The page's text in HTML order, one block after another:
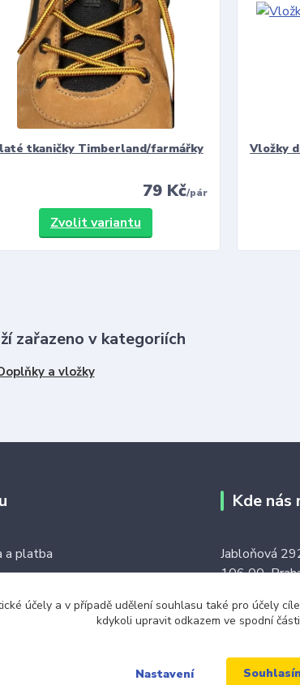
tkaničky Timberland/farmářky
79 Kč/pár
Zvolit variantu
Vložky
zařazeno v kategoriích
a vložky
a platba
Kde nás
Jabloňová
106 00
(na této
místo)
účely a v případě udělení souhlasu také pro účely
kdykoli upravit odkazem ve spodní
Nastavení